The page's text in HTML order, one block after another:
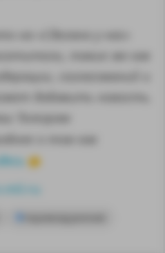
на «Сделано у нас»
такие же как
согласований и
добавить новость.
Телеграм
о том как
👈